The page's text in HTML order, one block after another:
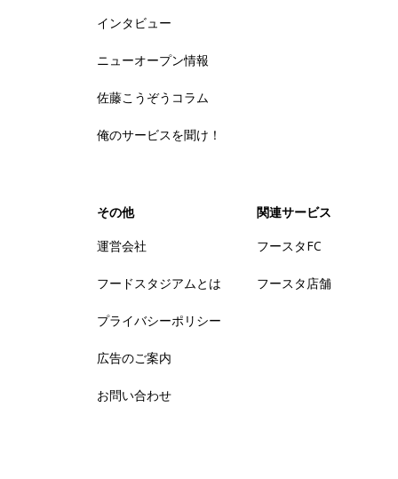
インタビュー
ニューオープン情報
佐藤こうぞうコラム
俺のサービスを聞け！
その他
運営会社
フードスタジアムとは
プライバシーポリシー
広告のご案内
お問い合わせ
関連サービス
フースタFC
フースタ店舗